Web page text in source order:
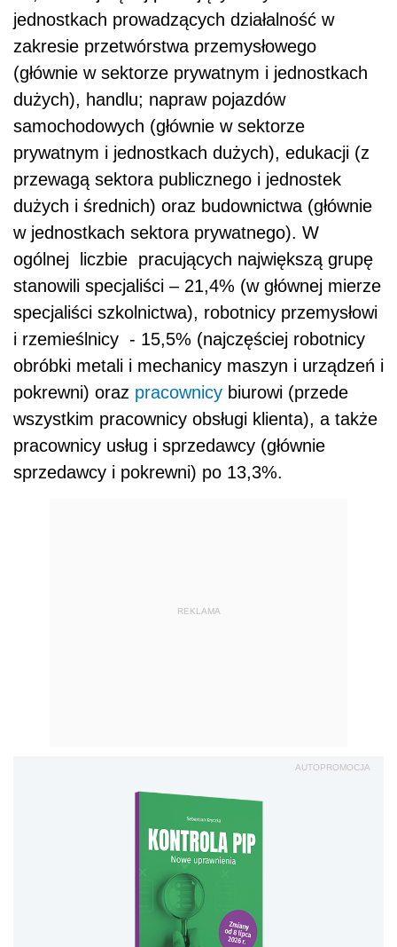
jednostkach prowadzących działalność w
zakresie przetwórstwa przemysłowego
(głównie w sektorze prywatnym i jednostkach
dużych), handlu; napraw pojazdów
samochodowych (głównie w sektorze
prywatnym i jednostkach dużych), edukacji (z
przewagą sektora publicznego i jednostek
dużych i średnich) oraz budownictwa (głównie
w jednostkach sektora prywatnego). W
ogólnej liczbie pracujących największą grupę
stanowili specjaliści – 21,4% (w głównej mierze
specjaliści szkolnictwa), robotnicy przemysłowi
i rzemieślnicy - 15,5% (najczęściej robotnicy
obróbki metali i mechanicy maszyn i urządzeń i
pokrewni) oraz pracownicy biurowi (przede
wszystkim pracownicy obsługi klienta), a także
pracownicy usług i sprzedawcy (głównie
sprzedawcy i pokrewni) po 13,3%.
REKLAMA
AUTOPROMOCJA